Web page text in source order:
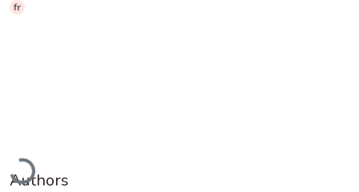
fr
Loading...
Authors